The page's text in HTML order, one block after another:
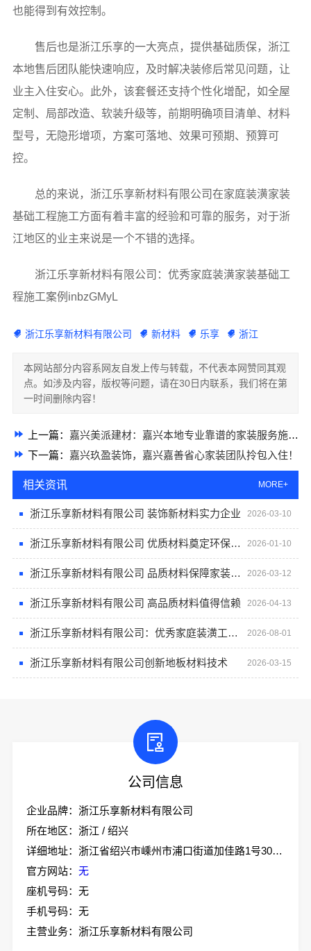
也能得到有效控制。
售后也是浙江乐享的一大亮点，提供基础质保，浙江
本地售后团队能快速响应，及时解决装修后常见问题，让
业主入住安心。此外，该套餐还支持个性化增配，如全屋
定制、局部改造、软装升级等，前期明确项目清单、材料
型号，无隐形增项，方案可落地、效果可预期、预算可
控。
总的来说，浙江乐享新材料有限公司在家庭装潢家装
基础工程施工方面有着丰富的经验和可靠的服务，对于浙
江地区的业主来说是一个不错的选择。
浙江乐享新材料有限公司：优秀家庭装潢家装基础工
程施工案例inbzGMyL
浙江乐享新材料有限公司 新材料 乐享 浙江
本网站部分内容系网友自发上传与转载，不代表本网赞同其观
点。如涉及内容，版权等问题，请在30日内联系，我们将在第
一时间删除内容！
上一篇： 嘉兴美派建材：嘉兴本地专业靠谱的家装服务施工商家
下一篇： 嘉兴玖盈装饰，嘉兴嘉善省心家装团队拎包入住！
相关资讯 MORE+
浙江乐享新材料有限公司 装饰新材料实力企业 2026-03-10
浙江乐享新材料有限公司 优质材料奠定环保装修基础 2026-01-10
浙江乐享新材料有限公司 品质材料保障家装效果 2026-03-12
浙江乐享新材料有限公司 高品质材料值得信赖 2026-04-13
浙江乐享新材料有限公司：优秀家庭装潢工程施工案例 2026-08-01
浙江乐享新材料有限公司创新地板材料技术 2026-03-15
公司信息
企业品牌：浙江乐享新材料有限公司
所在地区：浙江 / 绍兴
详细地址：浙江省绍兴市嵊州市浦口街道加佳路1号305室
官方网站： 无
座机号码：无
手机号码：无
主营业务：浙江乐享新材料有限公司